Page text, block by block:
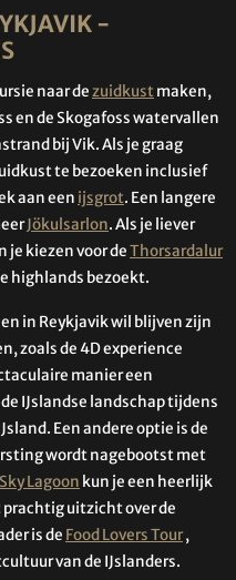
-
naar dezuidkustmaken,
en de Skogafoss watervallen
bij Vik. Als je graag
te bezoeken inclusief
aan een ijsgrot. Een langere
Jökulsarlon. Als je liever
je kiezen voor deThorsardalur
highlands bezoekt.
in Reykjavik wil blijven zijn
zoals de 4D experience
manier een
IJslandse landschap tijdens
Een andere optie is de
wordt nagebootst met
Sky Lagoon kun je een heerlijk
uitzicht over de
is de Food Lovers Tour,
van de IJslanders.